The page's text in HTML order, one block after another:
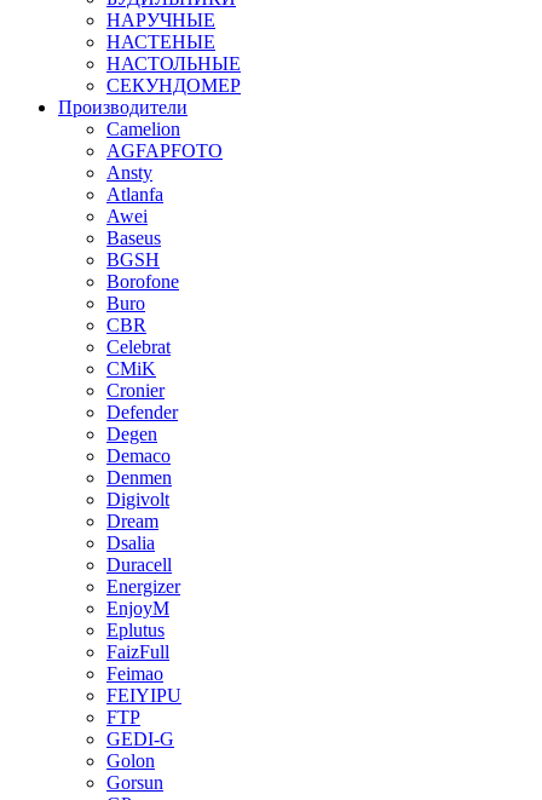
НАРУЧНЫЕ
НАСТЕНЫЕ
НАСТОЛЬНЫЕ
СЕКУНДОМЕР
Производители
Camelion
AGFAPFOTO
Ansty
Atlanfa
Awei
Baseus
BGSH
Borofone
Buro
CBR
Celebrat
CMiK
Cronier
Defender
Degen
Demaco
Denmen
Digivolt
Dream
Dsalia
Duracell
Energizer
EnjoyM
Eplutus
FaizFull
Feimao
FEIYIPU
FTP
GEDI-G
Golon
Gorsun